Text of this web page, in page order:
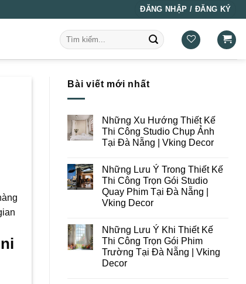
ĐĂNG NHẬP / ĐĂNG KÝ
Tìm
kiếm:
Bài viết mới nhất
Những Xu Hướng Thiết Kế
Thi Công Studio Chụp Ảnh
Tại Đà Nẵng | Vking Decor
bình
luận
ở
Những
Xu
Hướng
Thi
Công
Studio
Chụp
Ảnh
Tại
Những Lưu Ý Trong Thiết Kế
Thi Công Trọn Gói Studio
Quay Phim Tại Đà Nẵng |
Vking Decor
bình
luận
ở
Những
Lưu
Ý
Những Lưu Ý Khi Thiết Kế
Thi Công Trọn Gói Phim
Trường Tại Đà Nẵng | Vking
Decor